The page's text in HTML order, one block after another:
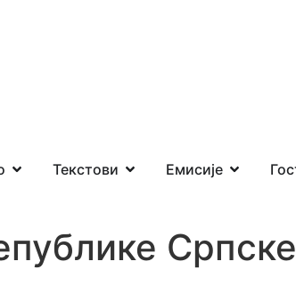
Текстови Емисије
Српске